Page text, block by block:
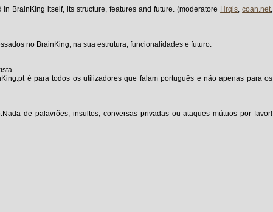
BrainKing itself, its structure, features and future. (moderatore Hrqls,coan.net,
no BrainKing, na sua estrutura, funcionalidades e futuro.
é para todos os utilizadores que falam português e não apenas para os
de palavrões, insultos, conversas privadas ou ataques mútuos por favor!